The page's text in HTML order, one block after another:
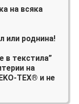
на всяка
или роднина!
в текстила”
на
TEX® и не